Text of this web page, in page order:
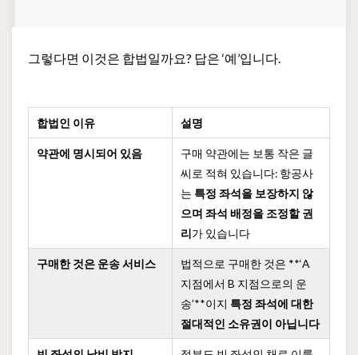
그렇다면 이것은 합법일까요? 답은 ‘예’입니다.
합법인 이유 설명
약관에 명시되어 있음
구매 약관에는 보통 작은 글
씨로 적혀 있습니다: 항공사
는 특정 좌석을 보장하지 않
으며 좌석 배정을 조정할 권
리가 있습니다
구매한 것은 운송 서비스
법적으로 구매한 것은 **‘A
지점에서 B 지점으로의 운
송’**이지 특정 좌석에 대한
절대적인 소유권이 아닙니다